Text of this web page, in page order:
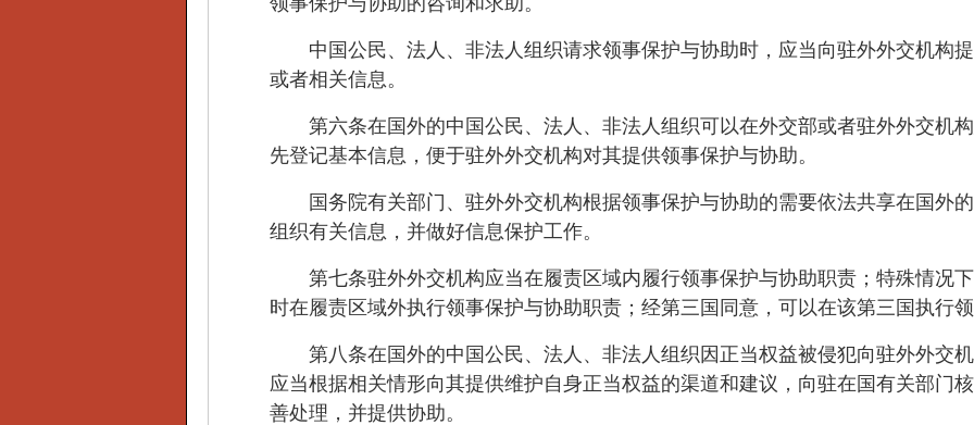
中国公民、法人、非法人组织请求领事保护与协助时，应当向驻外外交机构
或者相关信息。
第六条在国外的中国公民、法人、非法人组织可以在外交部或者驻外外交机
先登记基本信息，便于驻外外交机构对其提供领事保护与协助。
国务院有关部门、驻外外交机构根据领事保护与协助的需要依法共享在国外
组织有关信息，并做好信息保护工作。
第七条驻外外交机构应当在履责区域内履行领事保护与协助职责；特殊情况
时在履责区域外执行领事保护与协助职责；经第三国同意，可以在该第三国执行
第八条在国外的中国公民、法人、非法人组织因正当权益被侵犯向驻外外交
应当根据相关情形向其提供维护自身正当权益的渠道和建议，向驻在国有关部门
善处理，并提供协助。